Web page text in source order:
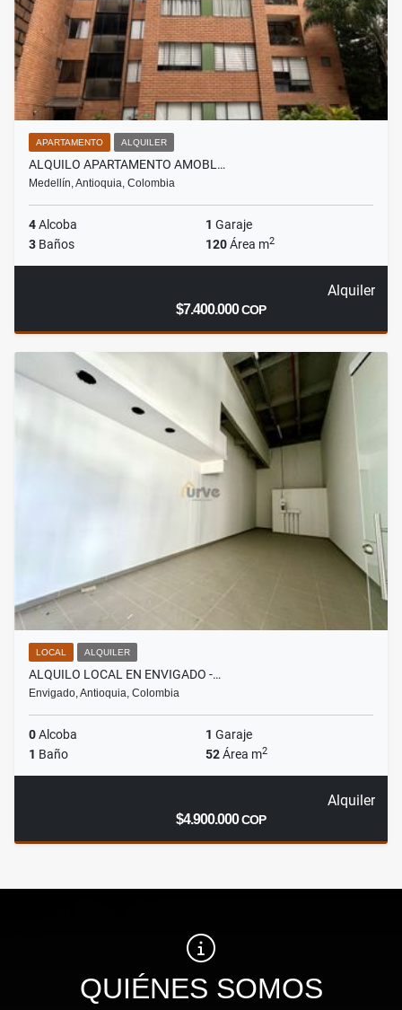
APARTAMENTO ALQUILER
ALQUILO APARTAMENTO AMOBL…
Medellín, Antioquia, Colombia
4Alcoba 1 Garaje
3 Baños 120Área m2
Alquiler
$7.400.000COP
LOCAL ALQUILER
ALQUILO LOCAL EN ENVIGADO -…
Envigado, Antioquia, Colombia
0Alcoba 1 Garaje
1 Baño 52Área m2
Alquiler
$4.900.000COP
QUIÉNES SOMOS